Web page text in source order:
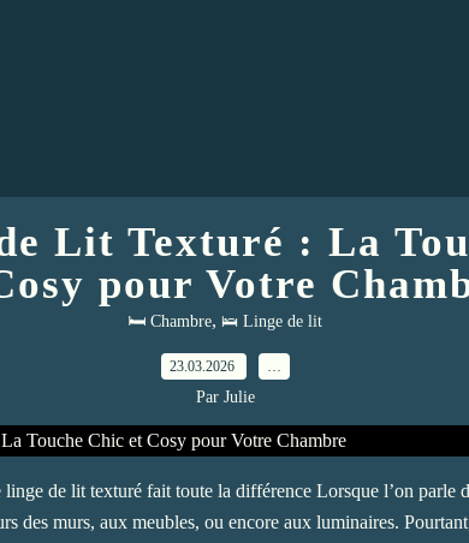
Lit Texturé : La
pour Votre
🛏️ Chambre, 🛌 Linge de lit
23.03.2026 …
Par Julie
de lit texturé fait toute la différence Lorsque l’on parle
des murs, aux meubles, ou encore aux luminaires.